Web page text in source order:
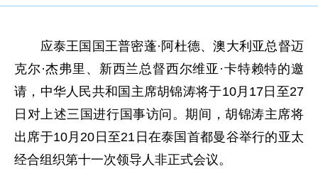
应泰王国国王普密蓬·阿杜德、澳大利亚总督迈
克尔·杰弗里、新西兰总督西尔维亚·卡特赖特的邀
请，中华人民共和国主席胡锦涛将于10月17日至27
日对上述三国进行国事访问。期间，胡锦涛主席将
出席于10月20日至21日在泰国首都曼谷举行的亚太
经合组织第十一次领导人非正式会议。